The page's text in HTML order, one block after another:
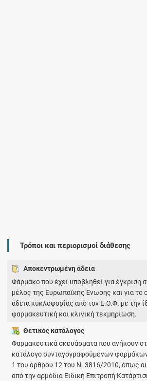
Τρόποι και περιορισμοί διάθεσης
Αποκεντρωμένη άδεια
Φάρμακο που έχει υποβληθεί για έγκριση
μέλος της Ευρωπαϊκής Ένωσης και για το
άδεια κυκλοφορίας από τον Ε.Ο.Φ. με την
φαρμακευτική και κλινική τεκμηρίωση.
Θετικός κατάλογος
Φαρμακευτικά σκευάσματα που ανήκουν
κατάλογο συνταγογραφούμενων
1 του άρθρου 12 του Ν. 3816/2010, όπως
από την αρμόδια Ειδική Επιτροπή